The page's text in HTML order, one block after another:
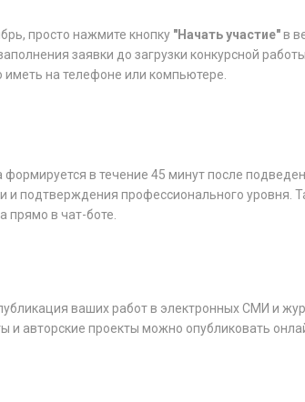
просто нажмите кнопку "Начать участие"в
заявки до загрузки конкурсной
на телефоне или компьютере.
в течение 45 минут после
и подтверждения профессионального уровня.
прямо в чат-боте.
ваших работ в электронных СМИ и
и авторские проекты можно опубликовать